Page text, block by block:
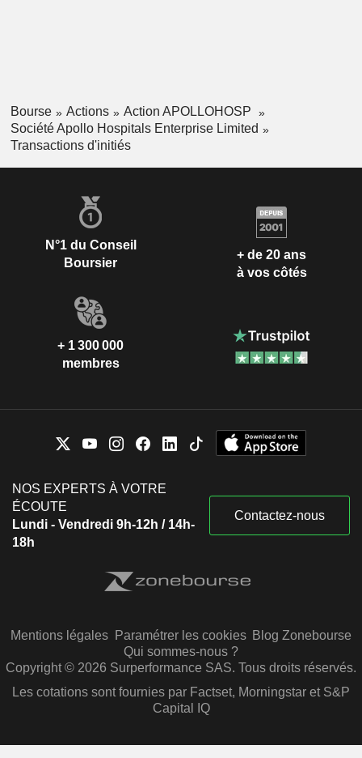
Bourse Actions
Action APOLLOHOSP
Société Apollo Hospitals Enterprise Limited
Transactions d'initiés
N°1 du Conseil
Boursier
+ de 20 ans
à vos côtés
+ 1 300 000
membres
NOS EXPERTS À VOTRE
ÉCOUTE
Lundi - Vendredi 9h-12h / 14h-
18h
Contactez-nous
Mentions légales Paramétrer les cookies Blog Zonebourse
Qui sommes-nous ?
Copyright © 2026 Surperformance SAS. Tous droits réservés.
Les cotations sont fournies par Factset, Morningstar et S&P
Capital IQ